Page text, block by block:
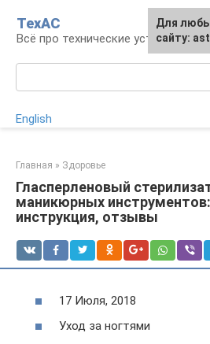
контенту
ТехАС
Всё про технические устройства
English
Главная » Здоровье
Гласперленовый
маникюрных
инструкция, отзывы
17 Июля, 2018
Уход за ногтями
Для
сайту: